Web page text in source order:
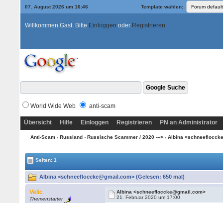
07. August 2026 um 16:46 Template wählen:
Willkommen Gast. Bitte Einloggen oder Registrieren
World Wide Web anti-scam
Übersicht Hilfe Einloggen Registrieren PN an Administrator
Anti-Scam› Russland› Russische Scammer / 2020 --->› Albina
Seiten: 1
Albina <schneefloccke@gmail.com> (Gelesen: 650 mal)
Velic
Themenstarter
Albina <schneefloccke@gmail.com>
21. Februar 2020 um 17:00